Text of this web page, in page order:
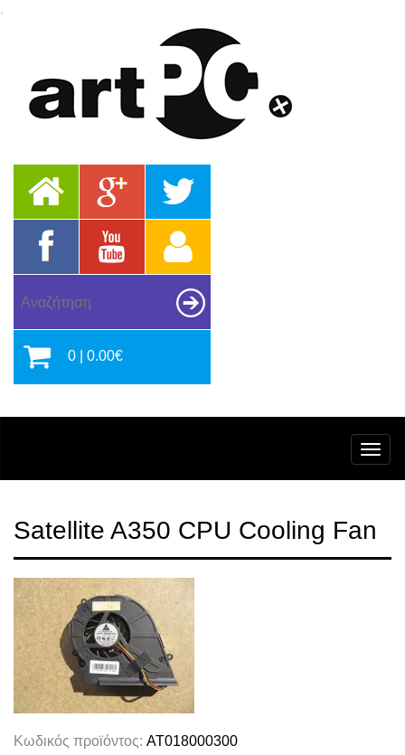
0 | 0.00€
Satellite A350 CPU Cooling Fan
Κωδικός προϊόντος: AT018000300